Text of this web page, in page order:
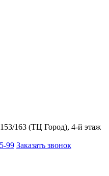
163 (ТЦ Город), 4-й этаж
99 Заказать звонок